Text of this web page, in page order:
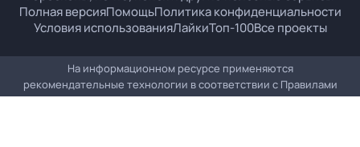
Полная версияПомощьПолитика конфиденциальности
Условия использованияЛайкиТоп-100Все проекты
На информационном ресурсе применяются
рекомендательные технологии в соответствии с Правилами